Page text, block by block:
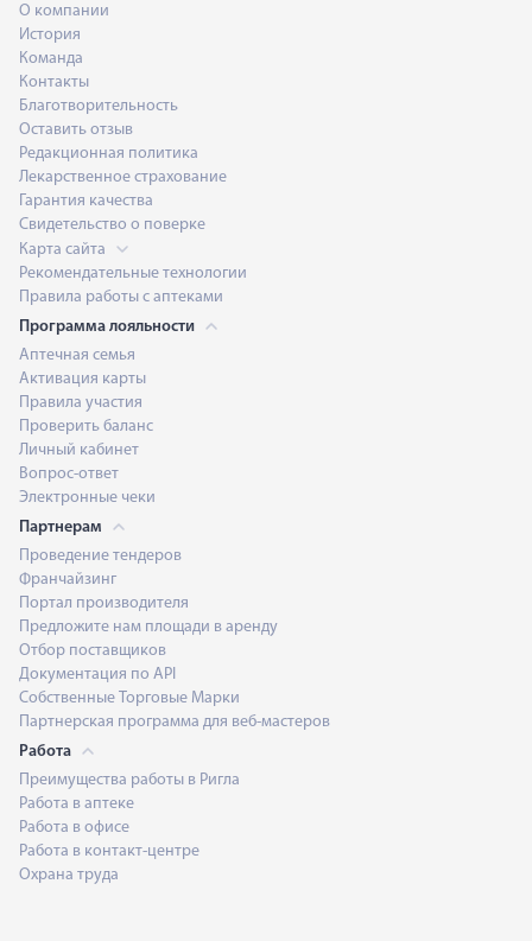
О компании
История
Команда
Контакты
Благотворительность
Оставить отзыв
Редакционная политика
Лекарственное страхование
Гарантия качества
Свидетельство о поверке
Карта сайта
Рекомендательные технологии
Правила работы с аптеками
Программа лояльности
Аптечная семья
Активация карты
Правила участия
Проверить баланс
Личный кабинет
Вопрос-ответ
Электронные чеки
Партнерам
Проведение тендеров
Франчайзинг
Портал производителя
Предложите нам площади в аренду
Отбор поставщиков
Документация по API
Собственные Торговые Марки
Партнерская программа для веб-мастеров
Работа
Преимущества работы в Ригла
Работа в аптеке
Работа в офисе
Работа в контакт-центре
Охрана труда